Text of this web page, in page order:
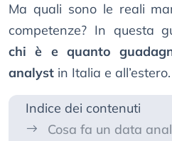
Ma quali sono le reali
competenze? In questa
chi è e quanto
analyst in Italia e all’estero.
Indice dei contenuti
Cosa fa un data